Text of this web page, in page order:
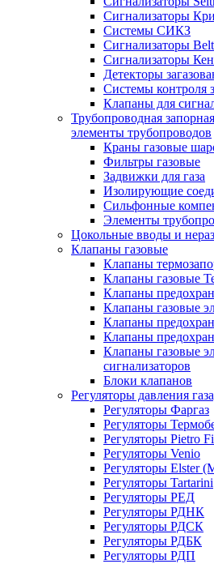
Сигнализаторы
Системы СИКЗ
Сигнализаторы Belt
Сигнализаторы
Детекторы
Системы контроля
Клапаны для
Трубопроводная
элементы трубопроводов
Краны газовые
Фильтры газовые
Задвижки для газа
Изолирующие
Сильфонные
Элементы
Цокольные вводы и
Клапаны газовые
Клапаны
Клапаны газовые
Клапаны
Клапаны газовые
Клапаны
Клапаны
Клапаны газовые
сигнализаторов
Блоки клапанов
Регуляторы давления
Регуляторы Фаргаз
Регуляторы
Регуляторы Pietro
Регуляторы Venio
Регуляторы Elster
Регуляторы Tartarini
Регуляторы РЕД
Регуляторы РДНК
Регуляторы РДСК
Регуляторы РДБК
Регуляторы РДП